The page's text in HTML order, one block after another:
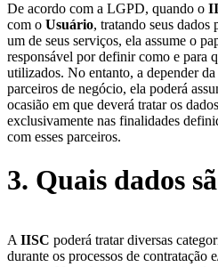
De acordo com a LGPD, quando o
com o Usuário, tratando seus dados
um de seus serviços, ela assume o
responsável por definir como e para
utilizados. No entanto, a depender
parceiros de negócio, ela poderá
ocasião em que deverá tratar os
exclusivamente nas finalidades
com esses parceiros.
3. Quais dados
A IISC poderá tratar diversas
durante os processos de contratação